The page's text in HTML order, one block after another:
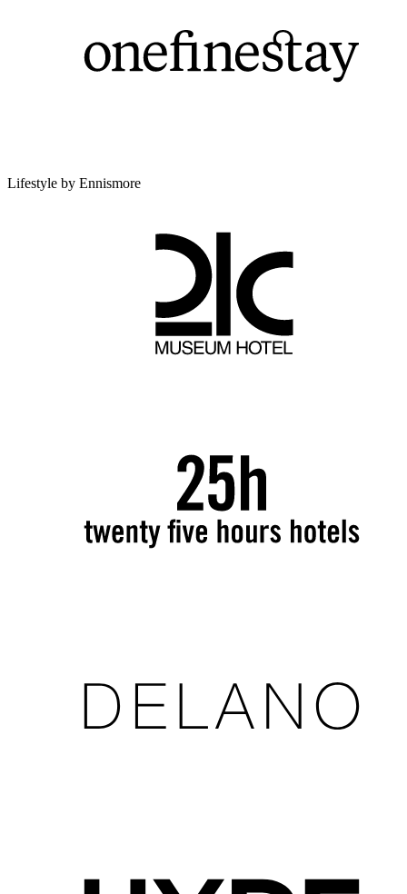
Lifestyle by Ennismore